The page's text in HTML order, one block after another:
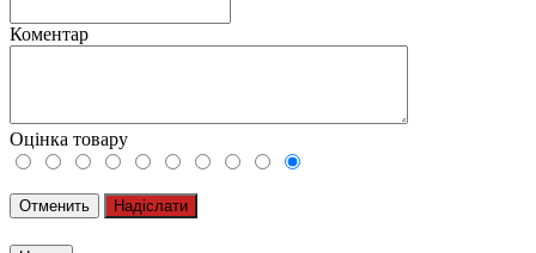
Коментар
Оцінка товару
Отменить Надіслати